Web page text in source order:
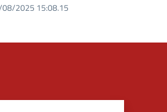
2025 15:08.15